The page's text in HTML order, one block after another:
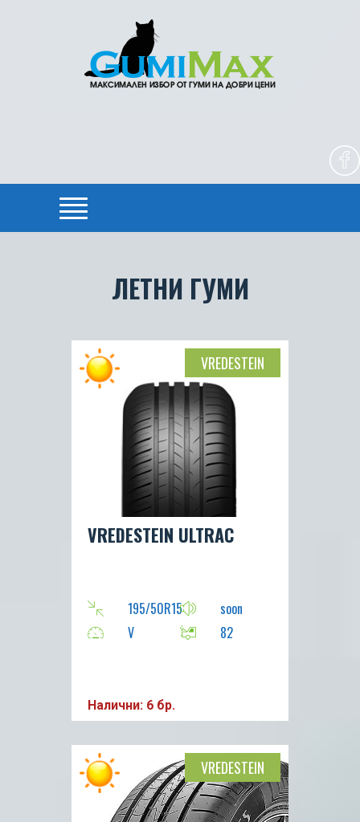
ЛЕТНИ ГУМИ
VREDESTEIN ULTRAC
195/50R15
soon
V
82
Налични: 6 бр.
VREDESTEIN
VREDESTEIN